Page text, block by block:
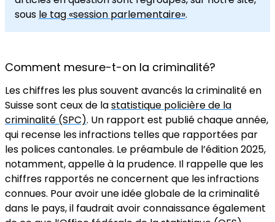
sous le tag «session parlementaire».
Comment mesure-t-on la criminalité?
Les chiffres les plus souvent avancés la criminalité en
Suisse sont ceux de lastatistique policière de la
criminalité (SPC). Un rapport est publié chaque année,
qui recense les infractions telles que rapportées par
les polices cantonales. Le préambule de l’édition 2025,
notamment, appelle à la prudence. Il rappelle que les
chiffres rapportés ne concernent que les infractions
connues. Pour avoir une idée globale de la criminalité
dans le pays, il faudrait avoir connaissance également